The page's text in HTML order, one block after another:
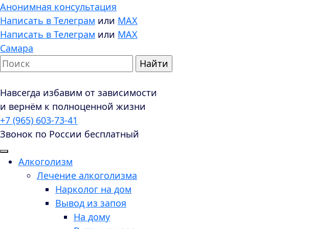
Анонимная консультация
Написать в Телеграм или MAX
Написать в Телеграм или MAX
Самара
Навсегда избавим от зависимости
и вернём к полноценной жизни
+7 (965) 603-73-41
Звонок по России бесплатный
Алкоголизм
Лечение алкоголизма
Нарколог на дом
Вывод из запоя
На дому